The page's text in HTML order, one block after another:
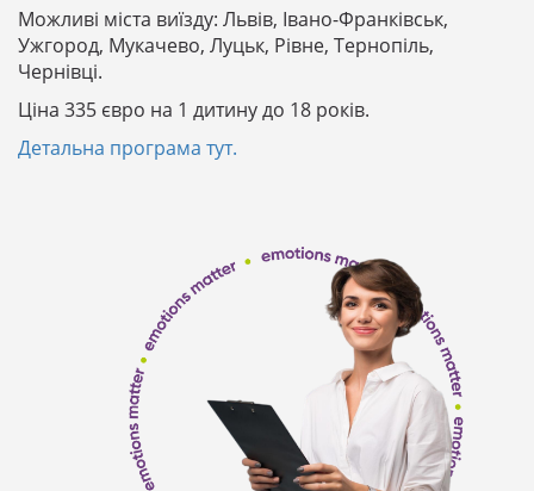
Можливі міста виїзду: Львів, Івано-Франківськ,
Ужгород, Мукачево, Луцьк, Рівне, Тернопіль,
Чернівці.
Ціна 335 євро на 1 дитину до 18 років.
Детальна програма тут.